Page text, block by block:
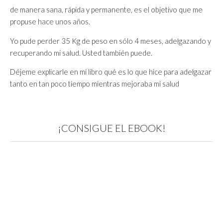
de manera sana, rápida y permanente, es el objetivo que me
propuse hace unos años.
Yo pude perder 35 Kg de peso en sólo 4 meses, adelgazando y
recuperando mi salud. Usted también puede.
Déjeme explicarle en mi libro qué es lo que hice para adelgazar
tanto en tan poco tiempo mientras mejoraba mi salud
¡CONSIGUE EL EBOOK!